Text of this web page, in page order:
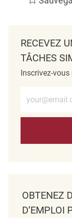
RECEVEZ
TÂCHES
Inscrivez-vous
OBTENEZ
D’EMPLOI